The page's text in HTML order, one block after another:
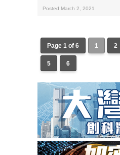
Posted March 2, 2021
Page 1 of 6 1 2
5 6